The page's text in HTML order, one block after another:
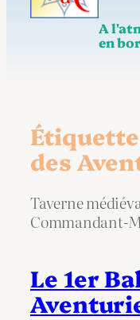
A
en
des
Taverne
Commandant-
Le 1er